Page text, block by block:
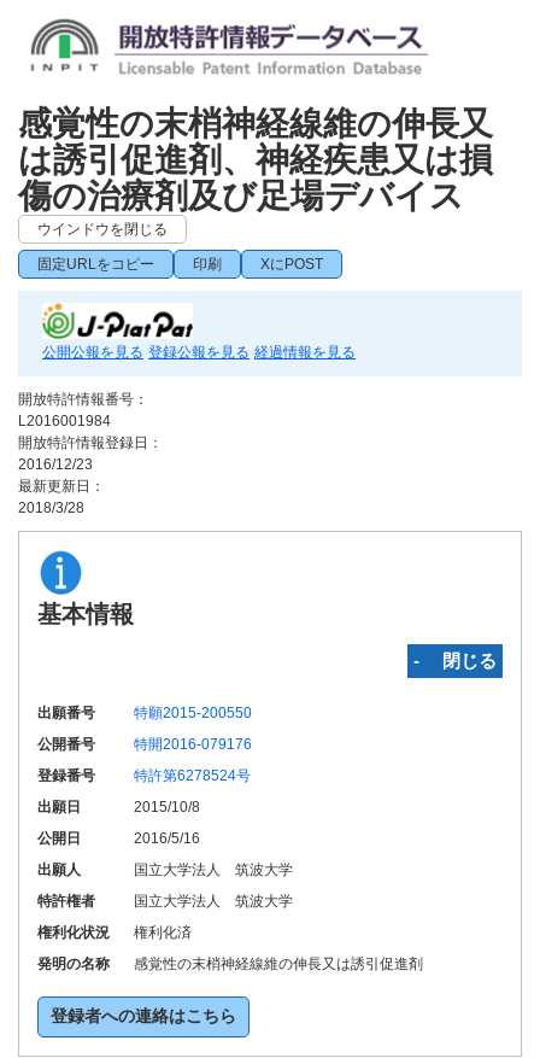
感覚性の末梢神経線維の伸長又
は誘引促進剤、神経疾患又は損
傷の治療剤及び足場デバイス
ウインドウを閉じる
固定URLをコピー 印刷 XにPOST
公開公報を見る 登録公報を見る 経過情報を見る
開放特許情報番号：
L2016001984
開放特許情報登録日：
2016/12/23
最新更新日：
2018/3/28
基本情報
‐ 閉じる
出願番号
特願2015-200550
公開番号
特開2016-079176
登録番号
特許第6278524号
出願日
2015/10/8
公開日
2016/5/16
出願人
国立大学法人 筑波大学
特許権者
国立大学法人 筑波大学
権利化状況
権利化済
発明の名称
感覚性の末梢神経線維の伸長又は誘引促進剤
登録者への連絡はこちら